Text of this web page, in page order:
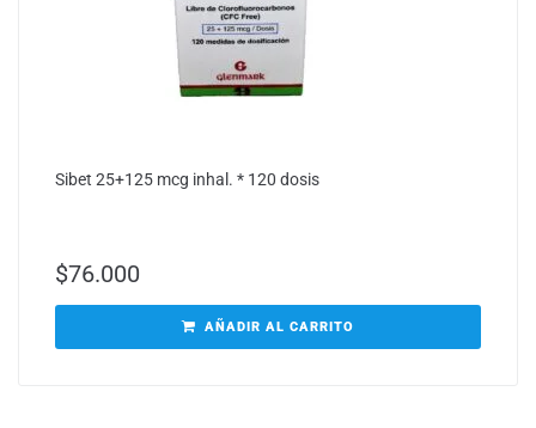
Sibet 25+125 mcg inhal. * 120 dosis
$76.000
AÑADIR AL CARRITO